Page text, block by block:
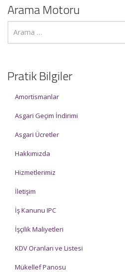
Arama Motoru
Pratik Bilgiler
Amortismanlar
Asgari Geçim İndirimi
Asgari Ücretler
Hakkımızda
Hizmetlerimiz
İletişim
İş Kanunu IPC
İşçilik Maliyetleri
KDV Oranları ve Listesi
Mükellef Panosu